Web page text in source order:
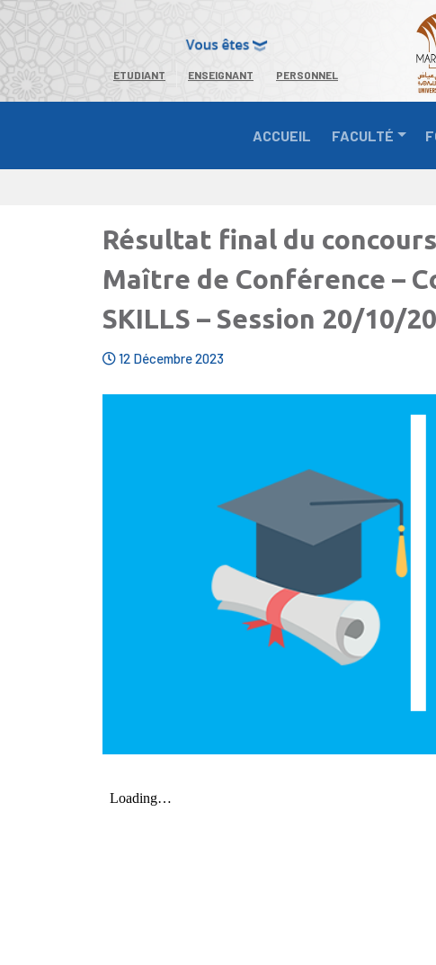
ETUDIANT ENSEIGNANT PERSONNEL
ACCUEIL FACULTÉ
Résultat final du
Maître de Conférence –
SKILLS – Session 20/10/
12 Décembre 2023